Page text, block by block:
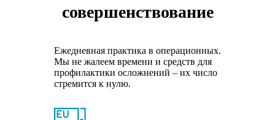
совершенствование
Ежедневная практика в операционных.
Мы не жалеем времени и средств для
профилактики осложнений – их число
стремится к нулю.